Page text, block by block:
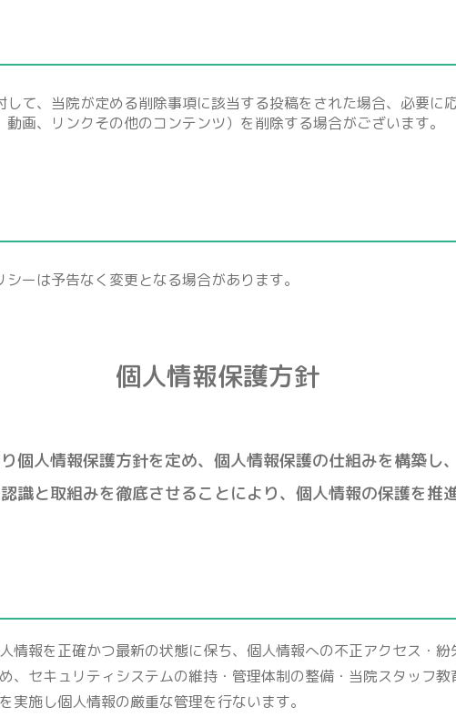
して、当院が定める削除事項に該当する投稿をされた場合、必要に
動画、リンクその他のコンテンツ）を削除する場合がございます。
ーは予告なく変更となる場合があります。
個人情報保護方針
個人情報保護方針を定め、個人情報保護の仕組みを構築し
識と取組みを徹底させることにより、個人情報の保護を推
情報を正確かつ最新の状態に保ち、個人情報への不正アクセス・紛
、セキュリティシステムの維持・管理体制の整備・当院スタッフ
実施し個人情報の厳重な管理を行ないます。